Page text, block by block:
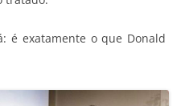
é exatamente o que Donald